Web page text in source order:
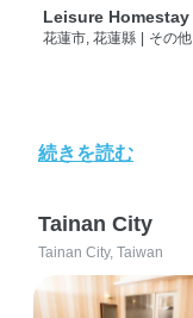
Leisure Homestay
花蓮市, 花蓮縣 その他
続きを読む
Tainan City
Tainan City, Taiwan